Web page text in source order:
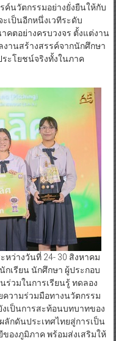
นวัตกรรมอย่างยั่งยืนให้กับ
เป็นอีกหนึ่งเวทีระดับ
คตอย่างครบวงจร ตั้งแต่งาน
งานสร้างสรรค์จากนักศึกษา
ะโยชน์จริงทั้งในภาค
หว่างวันที่ 24- 30 สิงหาคม
เรียน นักศึกษา ผู้ประกอบ
ร่วมในการเรียนรู้ ทดลอง
ความร่วมมือทางนวัตกรรม
งเป็นการสะท้อนบทบาทของ
กดันประเทศไทยสู่การเป็น
องภูมิภาค พร้อมส่งเสริมให้